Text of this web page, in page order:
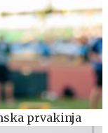
prvakinja